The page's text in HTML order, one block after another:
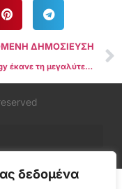
δεδομένα
ΔΗΜΟΣΙΕΥΣΗ
Η Strategy έκανε τη μεγαλύτερη αγορά Bitcoin από τον Ιούλιο του 2025: $1,25 δισ. σε μία κίνηση ενώ η τιμή πλησίαζε τα υψηλά